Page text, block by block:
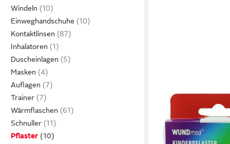
Windeln
Einweghandschuhe
Kontaktlinsen
Inhalatoren
Duscheinlagen
Masken
Auflagen
Trainer
Wärmflaschen
Schnuller
Pflaster